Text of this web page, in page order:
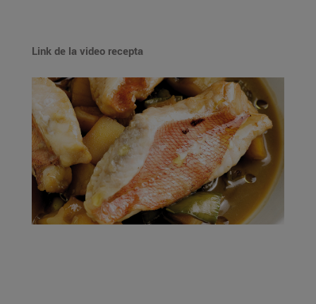
Link de la video recepta